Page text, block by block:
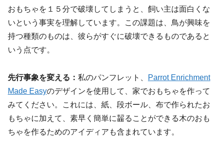
おもちゃを１５分で破壊してしまうと、飼い主は面白くな
いという事実を理解しています。この課題は、鳥が興味を
持つ種類のものは、彼らがすぐに破壊できるものであると
いう点です。
先行事象を変える： 私のパンフレット、
Parrot Enrichment
Made Easyのデザインを使用して、家でおもちゃを作って
みてください。これには、紙、段ボール、布で作られたお
もちゃに加えて、素早く簡単に齧ることができる木のおも
ちゃを作るためのアイディアも含まれています。